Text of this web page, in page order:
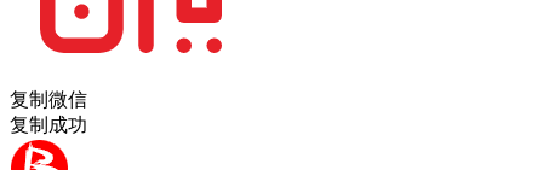
复制微信
复制成功